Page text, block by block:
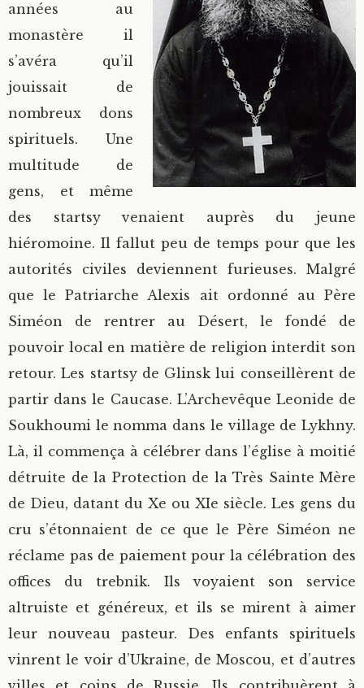
années au
monastère il
s’avéra qu’il
jouissait de
nombreux dons
spirituels. Une
multitude de
gens, et même
des startsy venaient auprès du jeune
hiéromoine. Il fallut peu de temps pour que les
autorités civiles deviennent furieuses. Malgré
que le Patriarche Alexis ait ordonné au Père
Siméon de rentrer au Désert, le fondé de
pouvoir local en matière de religion interdit son
retour. Les startsy de Glinsk lui conseillèrent de
partir dans le Caucase. L’Archevêque Leonide de
Soukhoumi le nomma dans le village de Lykhny.
Là, il commença à célébrer dans l’église à moitié
détruite de la Protection de la Très Sainte Mère
de Dieu, datant du Xe ou XIe siècle. Les gens du
cru s’étonnaient de ce que le Père Siméon ne
réclame pas de paiement pour la célébration des
offices du trebnik. Ils voyaient son service
altruiste et généreux, et ils se mirent à aimer
leur nouveau pasteur. Des enfants spirituels
vinrent le voir d’Ukraine, de Moscou, et d’autres